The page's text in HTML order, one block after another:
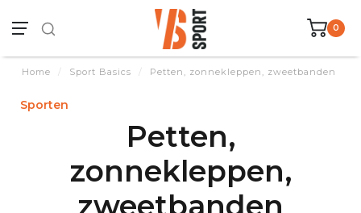
0
Home / Sport Basics / Petten, zonnekleppen, zweetbanden
Sporten
Petten,
zonnekleppen,
zweetbanden